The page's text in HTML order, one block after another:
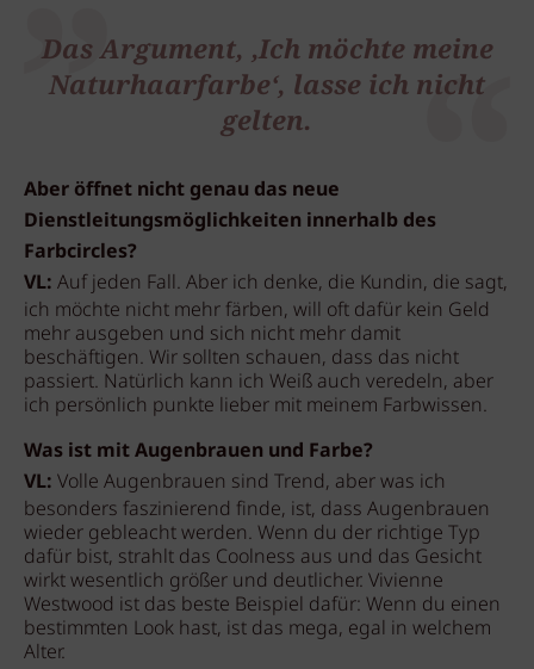
Das Argument, ‚Ich möchte meine
Naturhaarfarbe‘, lasse ich nicht
gelten.
Aber öffnet nicht genau das neue
Dienstleitungsmöglichkeiten innerhalb des
Farbcircles?
VL: Auf jeden Fall. Aber ich denke, die Kundin, die sagt,
ich möchte nicht mehr färben, will oft dafür kein Geld
mehr ausgeben und sich nicht mehr damit
beschäftigen. Wir sollten schauen, dass das nicht
passiert. Natürlich kann ich Weiß auch veredeln, aber
ich persönlich punkte lieber mit meinem Farbwissen.
Was ist mit Augenbrauen und Farbe?
VL: Volle Augenbrauen sind Trend, aber was ich
besonders faszinierend finde, ist, dass Augenbrauen
wieder gebleacht werden. Wenn du der richtige Typ
dafür bist, strahlt das Coolness aus und das Gesicht
wirkt wesentlich größer und deutlicher. Vivienne
Westwood ist das beste Beispiel dafür: Wenn du einen
bestimmten Look hast, ist das mega, egal in welchem
Alter.